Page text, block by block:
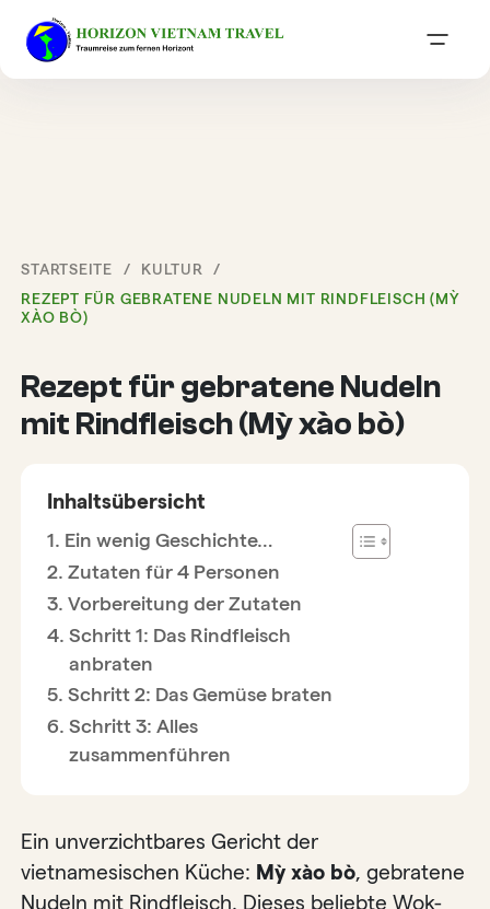
STARTSEITE
KULTUR
REZEPT FÜR GEBRATENE NUDELN MIT RINDFLEISCH (MỲ
XÀO BÒ)
Rezept für gebratene Nudeln
mit Rindfleisch (Mỳ xào bò)
Inhaltsübersicht
Ein wenig Geschichte…
Zutaten für 4 Personen
Vorbereitung der Zutaten
Schritt 1: Das Rindfleisch
anbraten
Schritt 2: Das Gemüse braten
Schritt 3: Alles
zusammenführen
Ein unverzichtbares Gericht der
vietnamesischen Küche: Mỳ xào bò, gebratene
Nudeln mit Rindfleisch. Dieses beliebte Wok-